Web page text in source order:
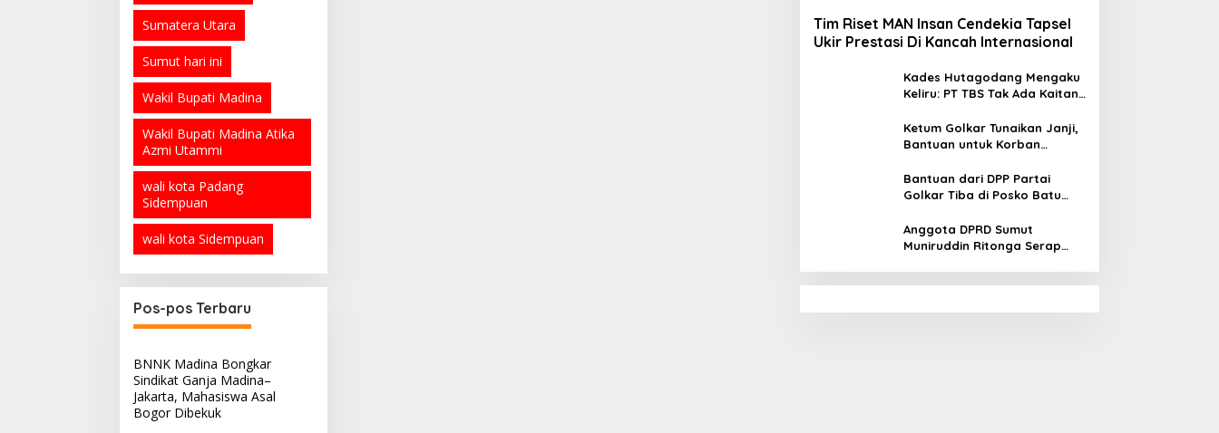
Sumatera Utara
Sumut hari ini
Wakil Bupati Madina
Wakil Bupati Madina Atika
Azmi Utammi
wali kota Padang
Sidempuan
wali kota Sidempuan
Pos-pos Terbaru
BNNK Madina Bongkar
Sindikat Ganja Madina–
Jakarta, Mahasiswa Asal
Bogor Dibekuk
Tim Riset MAN Insan Cendekia Tapsel
Ukir Prestasi Di Kancah Internasional
Kades Hutagodang Mengaku
Keliru: PT TBS Tak Ada Kaitan
Tapsel
Ketum Golkar Tunaikan Janji,
Bantuan untuk Korban
Disalurkan
Bantuan dari DPP Partai
Golkar Tiba di Posko Batu
Anggota DPRD Sumut
Muniruddin Ritonga Serap